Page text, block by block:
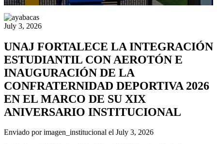
July 3, 2026
UNAJ FORTALECE LA INTEGRACIÓN
ESTUDIANTIL CON AEROTÓN E
INAUGURACIÓN DE LA
CONFRATERNIDAD DEPORTIVA 2026
EN EL MARCO DE SU XIX
ANIVERSARIO INSTITUCIONAL
Enviado porimagen_institucional el July 3, 2026